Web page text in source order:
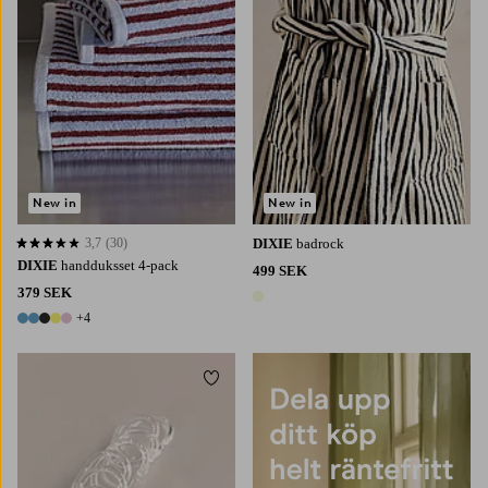
DIXIE handduksset 4-pack
379 SEK
9 färger
+4
3,7 baserat på 30 st betyg
3,7 (30)
New in
DIXIE badrock
499 SEK
New in
Lägg till i favoriter